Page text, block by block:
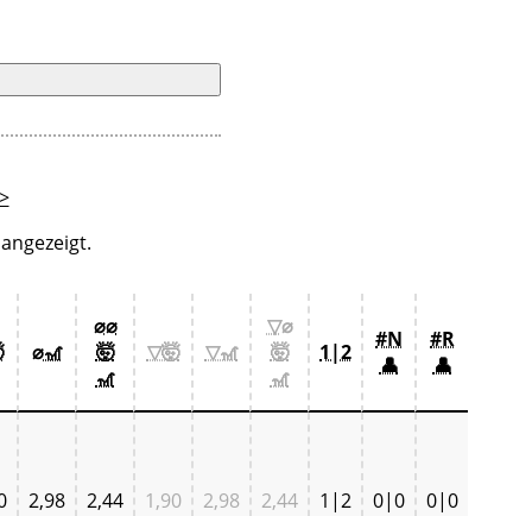
>
⌀🎢
⌀⌀
🤯
🎢
▽🤯 ▽🎢
▽⌀
🤯
🎢
1|2
#N
👤
#R
👤
2,98 2,44 1,90 2,98 2,44 1|2 0|0 0|0